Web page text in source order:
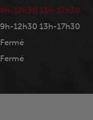
9h-12h30 13h-17h30
9h-12h30 13h-17h30
Fermé
Fermé